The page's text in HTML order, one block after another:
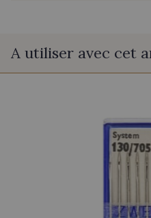
A utiliser avec cet